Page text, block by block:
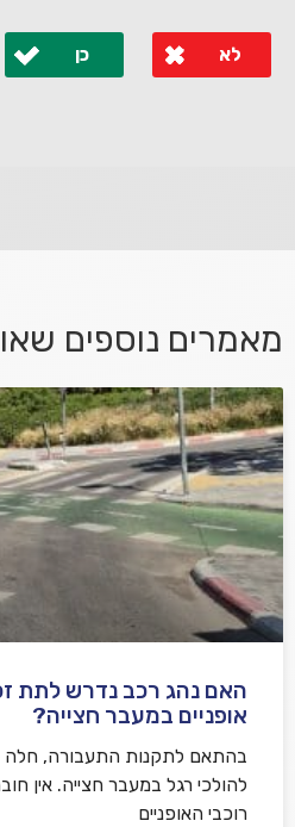
לא כן
אני מאשר/ת קבלת דיוור
למדיניות הפרטיות
מאמרים נוספים
האם נהג רכב נדרש לתת
אופניים במעבר חצייה?
בהתאם לתקנות התעבורה, חלה
להולכי רגל במעבר חצייה. אין
רוכבי האופניים